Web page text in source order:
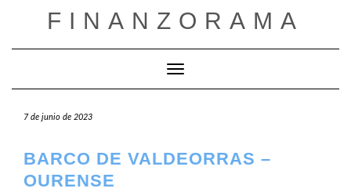
FINANZORAMA
Cambiar modo de navegación
7 de junio de 2023
BARCO DE VALDEORRAS –
OURENSE